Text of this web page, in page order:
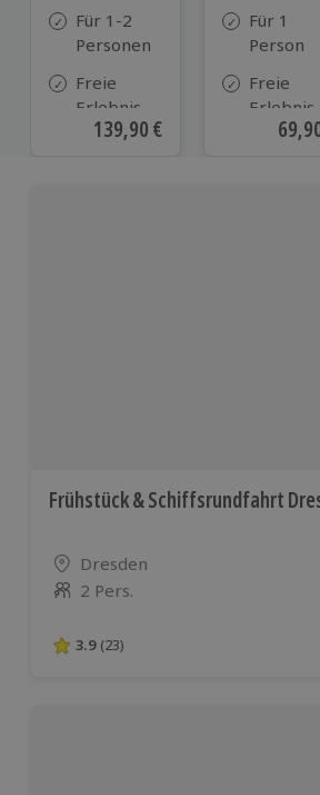
Für 1-2
Personen
Freie
Erlebnis-
Auswahl
Aktueller Preis
139,90 €
Für 1
Person
Freie
Erlebnis-
Auswahl
Frühstück & Schiffsrundfahrt
Standort
Dresden
Anzahl der Teilnehmer
2 Pers.
3.9 von 5 Sternen basierend auf
3.9 (23)